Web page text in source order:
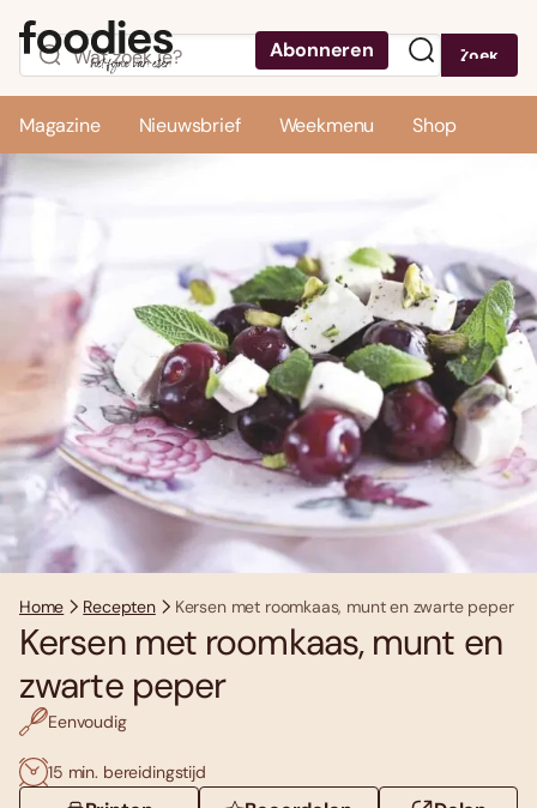
Abonneren Zoek
Magazine Nieuwsbrief Weekmenu Shop
Home Recepten Kersen met roomkaas, munt en zwarte peper
Kersen met roomkaas, munt en
zwarte peper
Eenvoudig
15 min. bereidingstijd